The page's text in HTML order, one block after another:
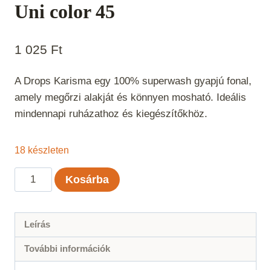
Uni color 45
1 025 Ft
A Drops Karisma egy 100% superwash gyapjú fonal,
amely megőrzi alakját és könnyen mosható. Ideális
mindennapi ruházathoz és kiegészítőkhöz.
18 készleten
Drops
Karisma
olíva
Uni
Kosárba
Leírás
További információk